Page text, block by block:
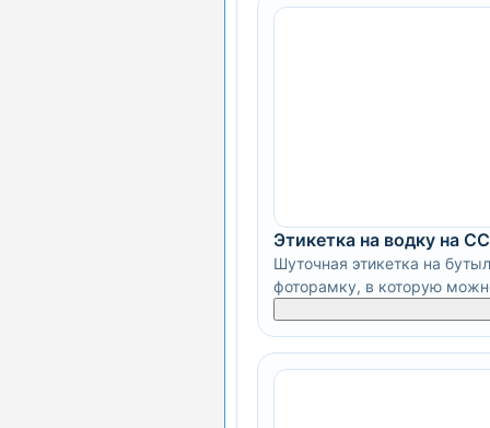
Этикетка на водку на
Шуточная этикетка на
фоторамку, в которую